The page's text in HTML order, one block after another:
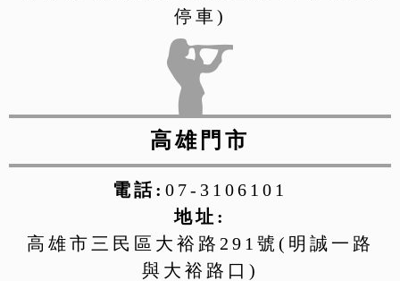
停車)
高雄門市
電話: 07-3106101
地址:
高雄市三民區大裕路291號(明誠一路
與大裕路口)